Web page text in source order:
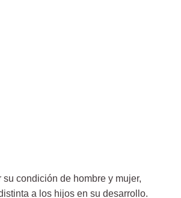
su condición de hombre y mujer,
a los hijos en su desarrollo.